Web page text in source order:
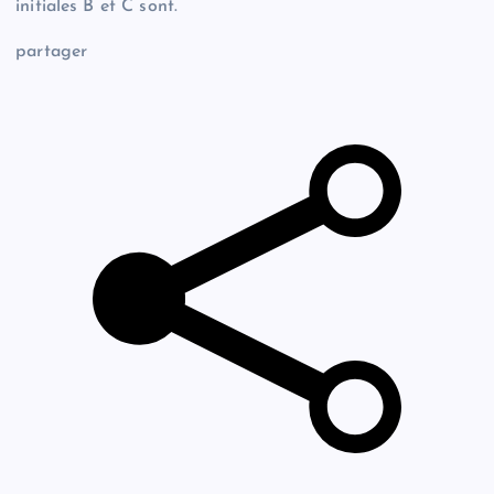
initiales B et C sont.
partager